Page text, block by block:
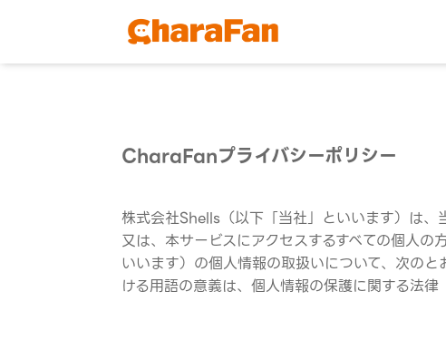
CharaFanプライバシーポリシー
株式会社Shells（以下「当社」といいます）は
又は、本サービスにアクセスするすべての個人
いいます）の個人情報の取扱いについて、次の
ける用語の意義は、個人情報の保護に関する法